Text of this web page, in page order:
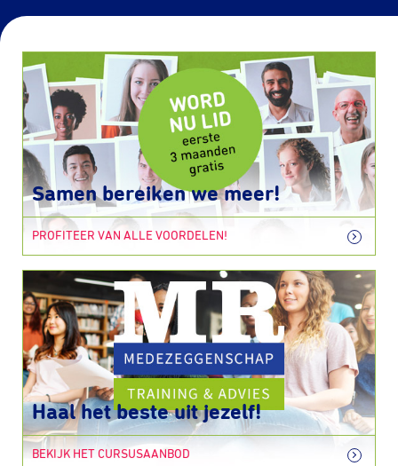
Samen bereiken we meer!
PROFITEER VAN ALLE VOORDELEN!
Haal het beste uit jezelf!
BEKIJK HET CURSUSAANBOD